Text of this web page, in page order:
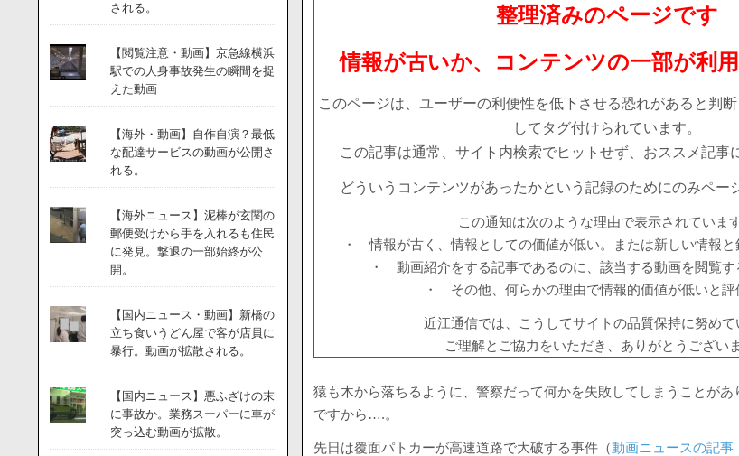
整理済みのページです
情報が古いか、コンテンツの一部が利用
このページは、ユーザーの利便性を低下させる恐れがあると判
してタグ付けられています。
この記事は通常、サイト内検索でヒットせず、おススメ記事
どういうコンテンツがあったかという記録のためにのみペー
この通知は次のような理由で表示されています
・ 情報が古く、情報としての価値が低い。または新しい情報と
・ 動画紹介をする記事であるのに、該当する動画を閲覧す
・ その他、何らかの理由で情報的価値が低いと評
近江通信では、こうしてサイトの品質保持に努めて
ご理解とご協力をいただき、ありがとうございま
猿も木から落ちるように、警察だって何かを失敗してしまうことが
ですから….。
先日は覆面パトカーが高速道路で大破する事件（動画ニュースの記事
される。
【閲覧注意・動画】京急線横浜
駅での人身事故発生の瞬間を捉
えた動画
【海外・動画】自作自演？最低
な配達サービスの動画が公開さ
れる。
【海外ニュース】泥棒が玄関の
郵便受けから手を入れるも住民
に発見。撃退の一部始終が公
開。
【国内ニュース・動画】新橋の
立ち食いうどん屋で客が店員に
暴行。動画が拡散される。
【国内ニュース】悪ふざけの末
に事故か。業務スーパーに車が
突っ込む動画が拡散。